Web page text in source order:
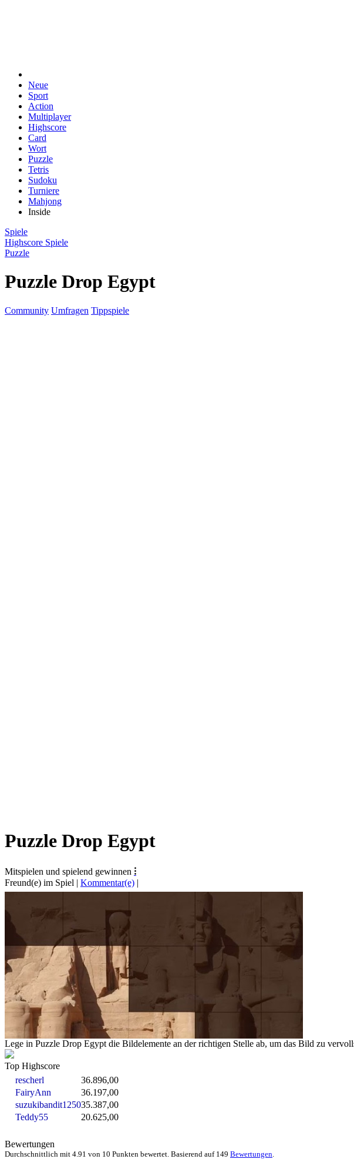
Neue
Sport
Action
Multiplayer
Highscore
Card
Wort
Puzzle
Tetris
Sudoku
Turniere
Mahjong
Inside
Spiele
Highscore Spiele
Puzzle
Puzzle Drop Egypt
Community Umfragen Tippspiele
Puzzle Drop Egypt
Mitspielen und spielend gewinnen ⁝
Freund(e) im Spiel | Kommentar(e) |
Lege in Puzzle Drop Egypt die Bildelemente an der richtigen Stelle ab, um das Bild zu
Top Highscore
rescherl
36.896,00
FairyAnn
36.197,00
suzukibandit125035.387,00
Teddy55
20.625,00
Bewertungen
Durchschnittlich mit 4.91 von 10 Punkten bewertet. Basierend auf 149 Bewertungen